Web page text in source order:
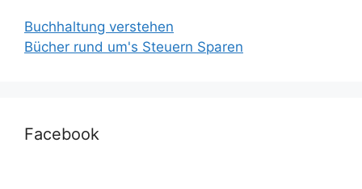
Buchhaltung verstehen
Bücher rund um's Steuern Sparen
Facebook